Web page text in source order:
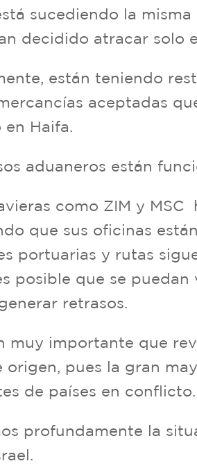
sucediendo la
decidido atracar solo
están teniendo
aceptadas
en Haifa.
aduaneros están
como ZIM y
que sus oficinas
portuarias y rutas
posible que se
retrasos.
muy importante que
origen, pues la gran
de países en conflicto.
profundamente la